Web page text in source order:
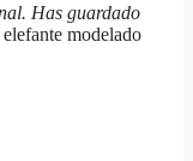
Has guardado
modelado